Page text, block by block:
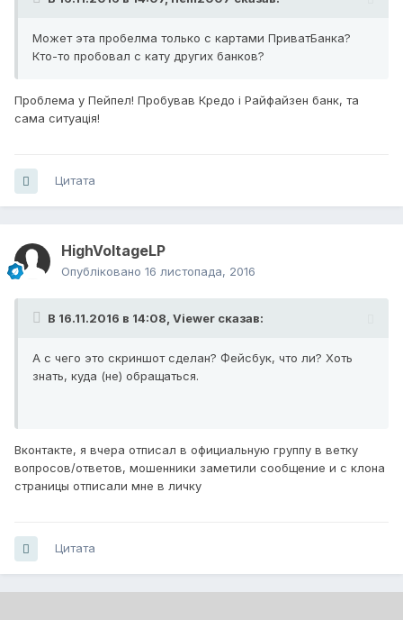
Может эта пробелма только с картами ПриватБанка?
Кто-то пробовал с кату других банков?
Проблема у Пейпел! Пробував Кредо і Райфайзен банк, та
сама ситуація!
Цитата
HighVoltageLP
Опубліковано 16 листопада, 2016
В 16.11.2016 в 14:08, Viewer сказав:
А с чего это скриншот сделан? Фейсбук, что ли? Хоть
знать, куда (не) обращаться.
Вконтакте, я вчера отписал в официальную группу в ветку
вопросов/ответов, мошенники заметили сообщение и с клона
страницы отписали мне в личку
Цитата